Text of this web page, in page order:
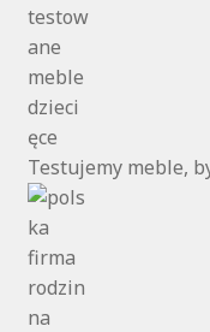
Testujemy meble,